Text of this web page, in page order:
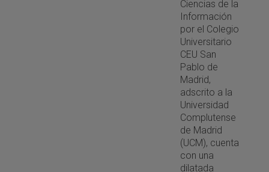
Ciencias de la
Información
por el Colegio
Universitario
CEU San
Pablo de
Madrid,
adscrito a la
Universidad
Complutense
de Madrid
(UCM), cuenta
con una
dilatada